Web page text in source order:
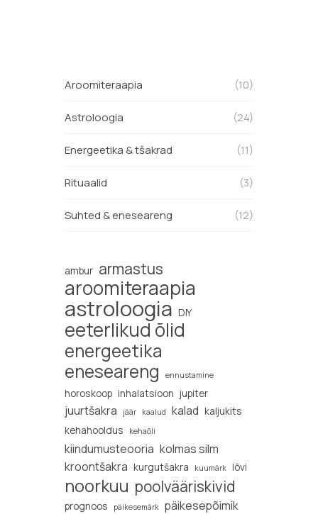
Aroomiteraapia (10)
Astroloogia (24)
Energeetika & tšakrad (11)
Rituaalid (3)
Suhted & eneseareng (12)
ambur armastus
aroomiteraapia
astroloogia DIY
eeterlikud õlid
energeetika
eneseareng
ennustamine
horoskoop inhalatsioon jupiter
juurtšakra jäär kaalud kalad kaljukits
kehahooldus
kehaõli
kiindumusteooria kolmas silm
kroontšakra kurgutšakra kuumärk lõvi
noorkuu poolvääriskivid
prognoos päikesemärk päikesepõimik